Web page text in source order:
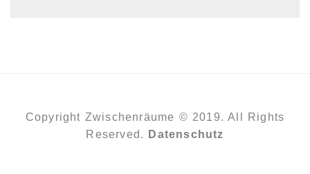
Copyright Zwischenräume © 2019. All Rights
Reserved.
Datenschutz